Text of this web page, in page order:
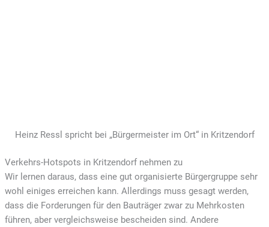
Heinz Ressl spricht bei „Bürgermeister im Ort“ in Kritzendorf
Verkehrs-Hotspots in Kritzendorf nehmen zu
Wir lernen daraus, dass eine gut organisierte Bürgergruppe sehr
wohl einiges erreichen kann. Allerdings muss gesagt werden,
dass die Forderungen für den Bauträger zwar zu Mehrkosten
führen, aber vergleichsweise bescheiden sind. Andere